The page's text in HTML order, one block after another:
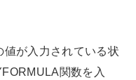
が入力されている状
関数を入